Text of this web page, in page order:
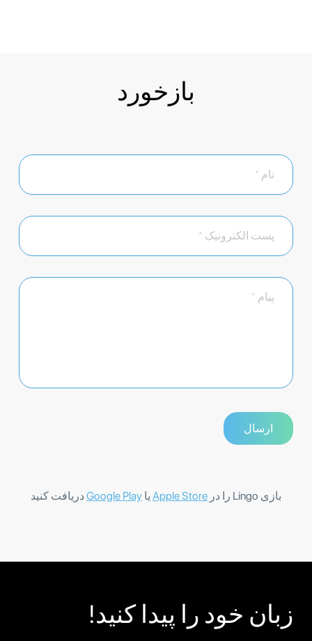
بازخورد
بازی Lingo را در Apple Store یا Google Play دریافت کنید
زبان خود را پیدا کنید!